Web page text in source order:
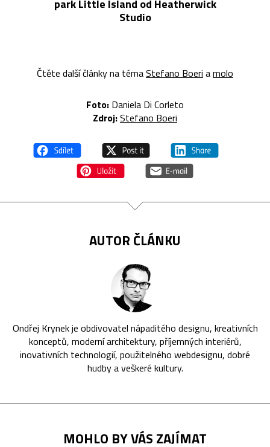
park Little Island od Heatherwick
Studio
Čtěte další články na témaStefano Boeri amolo
Foto: Daniela Di Corleto
Zdroj:Stefano Boeri
AUTOR ČLÁNKU
Ondřej Krynek je obdivovatel nápaditého designu, kreativních
konceptů, moderní architektury, příjemných interiérů,
inovativních technologií, použitelného webdesignu, dobré
hudby a veškeré kultury.
MOHLO BY VÁS ZAJÍMAT